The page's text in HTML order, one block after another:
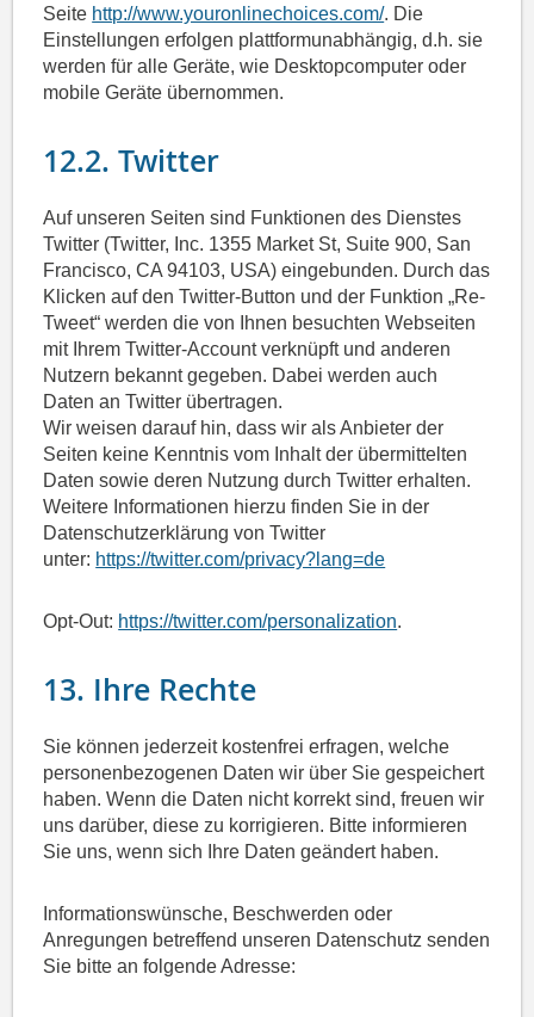
Seite http://www.youronlinechoices.com/. Die
Einstellungen erfolgen plattformunabhängig, d.h. sie
werden für alle Geräte, wie Desktopcomputer oder
mobile Geräte übernommen.
12.2. Twitter
Auf unseren Seiten sind Funktionen des Dienstes
Twitter (Twitter, Inc. 1355 Market St, Suite 900, San
Francisco, CA 94103, USA) eingebunden. Durch das
Klicken auf den Twitter-Button und der Funktion „Re-
Tweet“ werden die von Ihnen besuchten Webseiten
mit Ihrem Twitter-Account verknüpft und anderen
Nutzern bekannt gegeben. Dabei werden auch
Daten an Twitter übertragen.
Wir weisen darauf hin, dass wir als Anbieter der
Seiten keine Kenntnis vom Inhalt der übermittelten
Daten sowie deren Nutzung durch Twitter erhalten.
Weitere Informationen hierzu finden Sie in der
Datenschutzerklärung von Twitter
unter: https://twitter.com/privacy?lang=de
Opt-Out: https://twitter.com/personalization.
13. Ihre Rechte
Sie können jederzeit kostenfrei erfragen, welche
personenbezogenen Daten wir über Sie gespeichert
haben. Wenn die Daten nicht korrekt sind, freuen wir
uns darüber, diese zu korrigieren. Bitte informieren
Sie uns, wenn sich Ihre Daten geändert haben.
Informationswünsche, Beschwerden oder
Anregungen betreffend unseren Datenschutz senden
Sie bitte an folgende Adresse: